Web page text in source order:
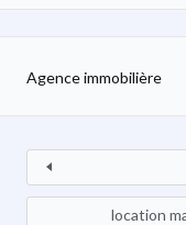
Agence immobilière
location